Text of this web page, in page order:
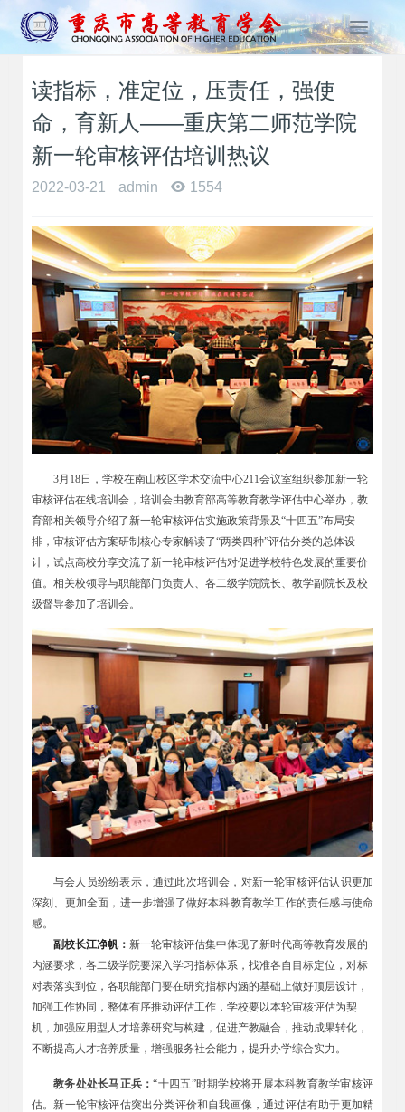
T
o
g
a
t
i
o
n
读指标，准定位，压责任，强使
命，育新人——重庆第二师范学院
新一轮审核评估培训热议
2022-03-21 admin 1554
3月18日，学校在南山校区学术交流中心211会议室组织参加新一轮
审核评估在线培训会，培训会由教育部高等教育教学评估中心举办，教
育部相关领导介绍了新一轮审核评估实施政策背景及“十四五”布局安
排，审核评估方案研制核心专家解读了“两类四种”评估分类的总体设
计，试点高校分享交流了新一轮审核评估对促进学校特色发展的重要价
值。相关校领导与职能部门负责人、各二级学院院长、教学副院长及校
级督导参加了培训会。
与会人员纷纷表示，通过此次培训会，对新一轮审核评估认识更加
深刻、更加全面，进一步增强了做好本科教育教学工作的责任感与使命
感。
副校长江净帆： 新一轮审核评估集中体现了新时代高等教育发展的
内涵要求，各二级学院要深入学习指标体系，找准各自目标定位，对标
对表落实到位，各职能部门要在研究指标内涵的基础上做好顶层设计，
加强工作协同，整体有序推动评估工作，学校要以本轮审核评估为契
机，加强应用型人才培养研究与构建，促进产教融合，推动成果转化，
不断提高人才培养质量，增强服务社会能力，提升办学综合实力。
教务处处长马正兵：“十四五”时期学校将开展本科教育教学审核评
估。新一轮审核评估突出分类评价和自我画像，通过评估有助于更加精